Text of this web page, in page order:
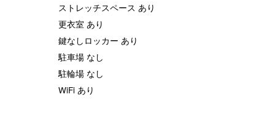
ストレッチスペース あり
更衣室 あり
鍵なしロッカー あり
駐車場 なし
駐輪場 なし
WiFi あり